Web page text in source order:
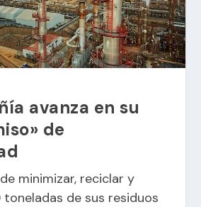
avanza en su
de
minimizar, reciclar y
de sus residuos